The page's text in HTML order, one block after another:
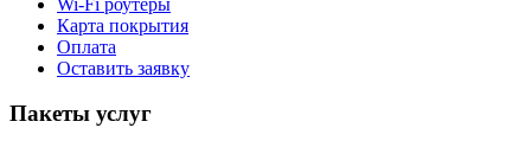
Карта покрытия
Оплата
Оставить заявку
Пакеты услуг